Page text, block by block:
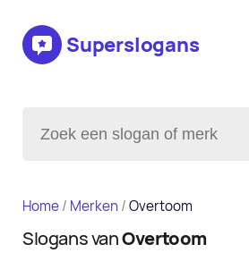
Superslogans
Home/ Merken/Overtoom
Slogans vanOvertoom